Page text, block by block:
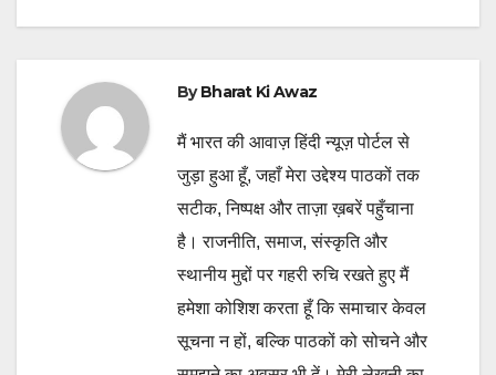
ByBharat Ki Awaz
मैं भारत की आवाज़ हिंदी न्यूज़ पोर्टल से
जुड़ा हुआ हूँ, जहाँ मेरा उद्देश्य पाठकों तक
सटीक, निष्पक्ष और ताज़ा ख़बरें पहुँचाना
है। राजनीति, समाज, संस्कृति और
स्थानीय मुद्दों पर गहरी रुचि रखते हुए मैं
हमेशा कोशिश करता हूँ कि समाचार केवल
सूचना न हों, बल्कि पाठकों को सोचने और